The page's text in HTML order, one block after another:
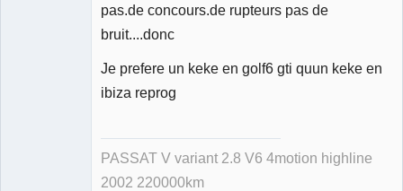
pas.de concours.de rupteurs pas de
bruit....donc
Je prefere un keke en golf6 gti quun keke en
ibiza reprog
PASSAT V variant 2.8 V6 4motion highline
2002 220000km